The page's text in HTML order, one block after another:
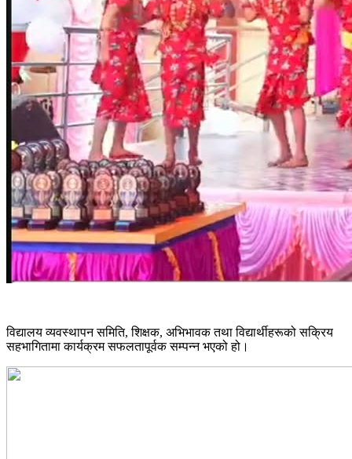
विद्यालय व्यवस्थापन समिति, शिक्षक, अभिभावक तथा विद्यार्थीहरूको सक्रिय
सहभागितामा कार्यक्रम सफलतापूर्वक सम्पन्न भएको हो।